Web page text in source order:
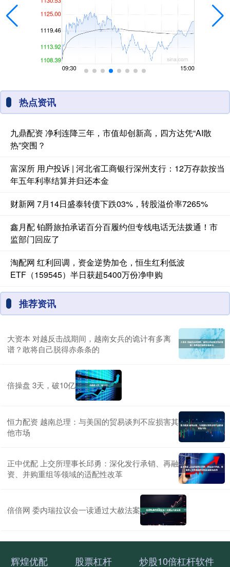
热点资讯
九鼎配资 净利连降三年，市值却创新高，四方达凭“AI散
热”突围？
富深所 用户投诉 | 河北省工商银行深州支行：12万存款按当
年五年利率结算并归还本金
财新网 7月14日盛泰转债下跌03%，转股溢价率7265%
鑫月配 铂爵旅拍承诺百分百履约但专线电话无法拨通！市
监部门回应了
淘配网 红利回调，资金逆势加仓，恒生红利低波
ETF（159545）半日获超5400万份净申购
推荐资讯
大资本 对越反击战期间，越南女兵的诡计有多离
谱？敢将自己脱得赤条条的
倍操盘 3天，破10亿
恒力配资 越南总理：与美国的贸易谈判不应损害其
他市场
正中优配 上交所理事长邱勇：深化发行承销、再融
资、并购重组等领域的适配性改革
倍倍网 委内瑞拉议会一读通过大赦法案
辉煌优配 股票杠杆 炒股10倍杠杆软件